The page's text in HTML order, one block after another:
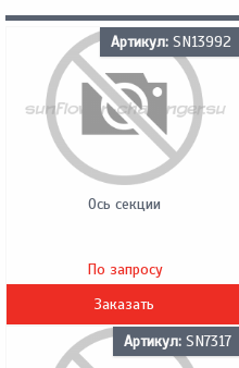
Артикул: SN13992
Ось секции
По запросу
Заказать
Артикул: SN7317